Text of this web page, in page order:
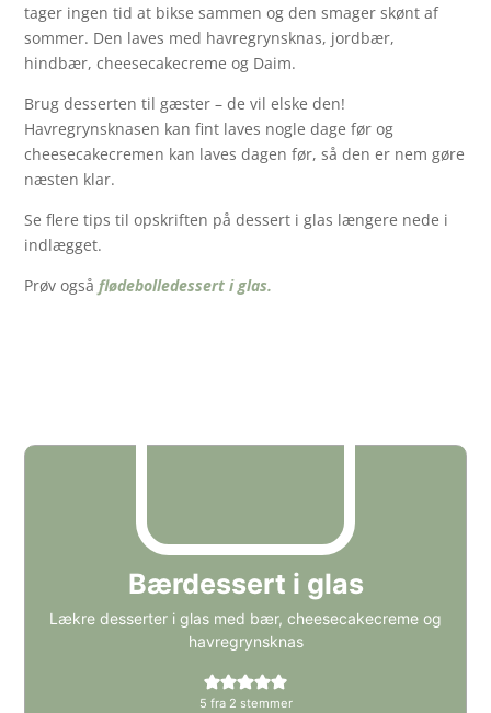
tager ingen tid at bikse sammen og den smager skønt af
sommer. Den laves med havregrynsknas, jordbær,
hindbær, cheesecakecreme og Daim.
Brug desserten til gæster – de vil elske den!
Havregrynsknasen kan fint laves nogle dage før og
cheesecakecremen kan laves dagen før, så den er nem gøre
næsten klar.
Se flere tips til opskriften på dessert i glas længere nede i
indlægget.
Prøv ogsåflødebolledessert i glas.
Bærdessert i glas
Lækre desserter i glas med bær, cheesecakecreme og
havregrynsknas
5 fra 2 stemmer